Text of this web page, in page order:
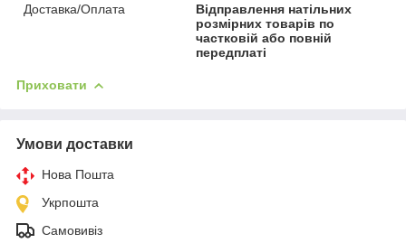
Доставка/Оплата
Відправлення натільних
розмірних товарів по
частковій або повній
передплаті
Приховати
Умови доставки
Нова Пошта
Укрпошта
Самовивіз